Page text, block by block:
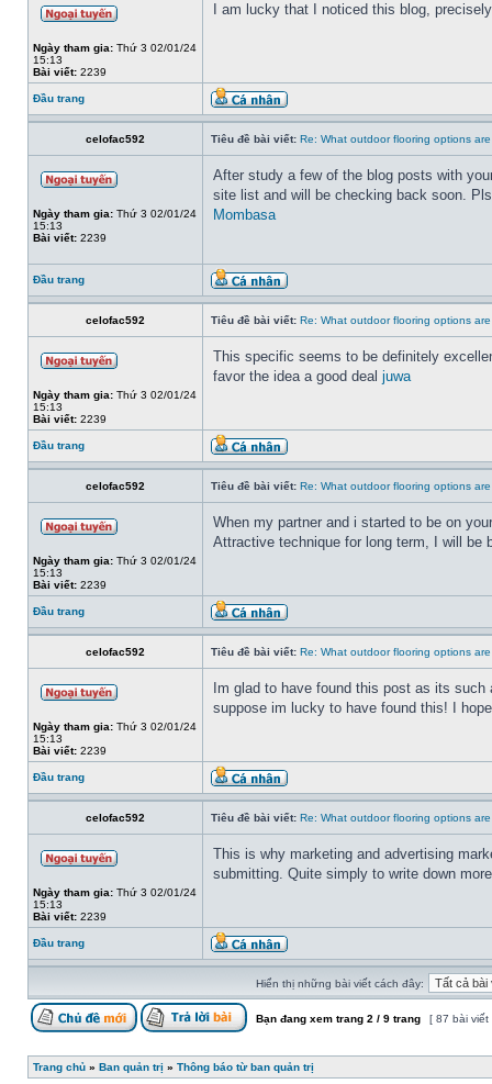
Ngày tham gia: Thứ 3 02/01/24
15:13
Bài viết: 2239
I am lucky that I noticed this blog,
Đầu trang
celofac592 Tiêu đề bài viết: Re: What outdoor flooring options
Ngày tham gia: Thứ 3 02/01/24
15:13
Bài viết: 2239
After study a few of the blog posts with
site list and will be checking back soon.
Mombasa
Đầu trang
celofac592 Tiêu đề bài viết: Re: What outdoor flooring options
Ngày tham gia: Thứ 3 02/01/24
15:13
Bài viết: 2239
This specific seems to be definitely
favor the idea a good deal juwa
Đầu trang
celofac592 Tiêu đề bài viết: Re: What outdoor flooring options
Ngày tham gia: Thứ 3 02/01/24
15:13
Bài viết: 2239
When my partner and i started to be on
Attractive technique for long term, I will be
Đầu trang
celofac592 Tiêu đề bài viết: Re: What outdoor flooring options
Ngày tham gia: Thứ 3 02/01/24
15:13
Bài viết: 2239
Im glad to have found this post as its
suppose im lucky to have found this! I
Đầu trang
celofac592 Tiêu đề bài viết: Re: What outdoor flooring options
Ngày tham gia: Thứ 3 02/01/24
15:13
Bài viết: 2239
This is why marketing and advertising
submitting. Quite simply to write down
Đầu trang
Hiển thị những bài viết cách đây:
Bạn đang xem trang 2 / 9 trang [ 87 bài
Trang chủ » Ban quản trị » Thông báo từ ban quản trị